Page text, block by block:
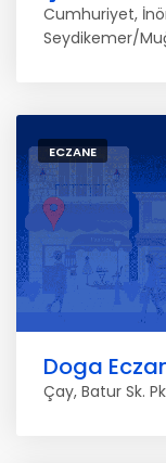
Cumhuriyet,
Seydikemer/
ECZANE
Doga
Çay, Batur Sk.